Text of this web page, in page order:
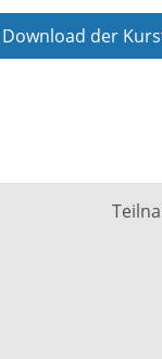
Download der